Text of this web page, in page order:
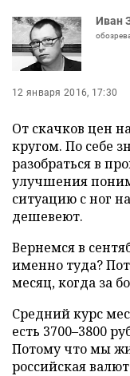
Иван
12 января 2016, 17:30
От скачков цен
кругом. По себе
разобраться в
улучшения
ситуацию с ног
дешевеют.
Вернемся в
именно туда?
месяц, когда за
Средний курс
есть 3700–3800
Потому что мы
российская